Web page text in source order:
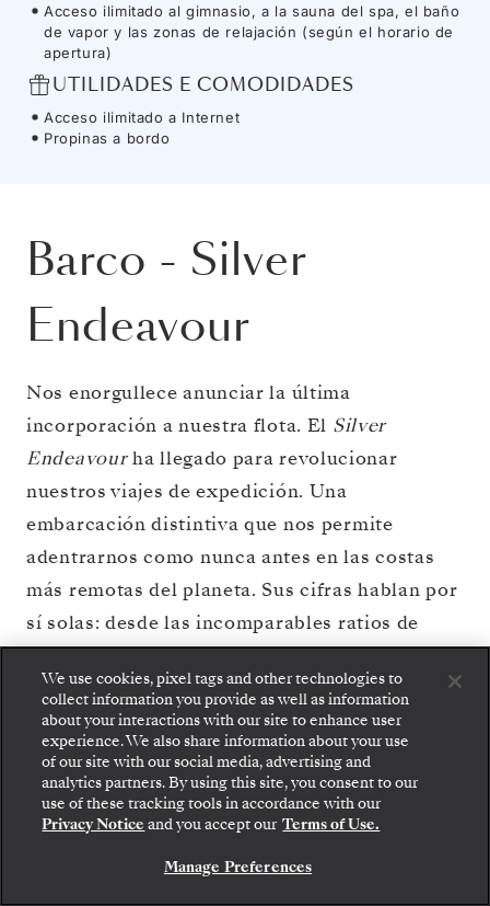
Acceso ilimitado al gimnasio, a la sauna del spa, el baño
de vapor y las zonas de relajación (según el horario de
apertura)
UTILIDADES E COMODIDADES
Acceso ilimitado a Internet
Propinas a bordo
Barco - Silver
Endeavour
Nos enorgullece anunciar la última
incorporación a nuestra flota. El Silver
Endeavourha llegado para revolucionar
nuestros viajes de expedición. Una
embarcación distintiva que nos permite
adentrarnos como nunca antes en las costas
más remotas del planeta. Sus cifras hablan por
sí solas: desde las incomparables ratios de
tripulación por pasajero, Zodiac por pasajero y
experto por pasajero, líderes en el sector,
hasta sus tecnologías de navegación y
exploración de vanguardia. Todo ello, unido
con la comodidad que distingue a Silversea,
hace que se trate del barco de expedición más
Suba a bordo: elija su suite y revise las tarifas y los
servicios incluidos antes de confirmar de forma
segura su viaje con Silversea.
RESERVE SU SUITE
We use cookies, pixel tags and other technologies to
collect information you provide as well as information
about your interactions with our site to enhance user
experience. We also share information about your use
of our site with our social media, advertising and
analytics partners. By using this site, you consent to our
use of these tracking tools in accordance with our
Privacy Notice and you accept our Terms of Use.
Manage Preferences